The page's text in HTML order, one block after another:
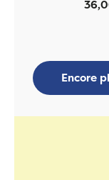
Encore